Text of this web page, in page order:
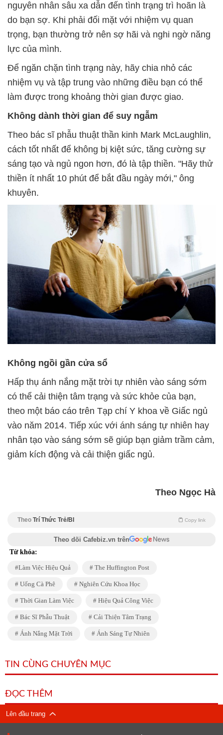
nguyên nhân sâu xa dẫn đến tình trạng trì hoãn là
do bạn sợ. Khi phải đối mặt với nhiệm vụ quan
trọng, bạn thường trở nên sợ hãi và nghi ngờ năng
lực của mình.
Để ngăn chặn tình trạng này, hãy chia nhỏ các
nhiệm vụ và tập trung vào những điều bạn có thể
làm được trong khoảng thời gian được giao.
Không dành thời gian để suy ngẫm
Theo bác sĩ phẫu thuật thần kinh Mark McLaughlin,
cách tốt nhất để không bị kiệt sức, tăng cường sự
sáng tạo và ngủ ngon hơn, đó là tập thiền. "Hãy thử
thiền ít nhất 10 phút để bắt đầu ngày mới," ông
khuyên.
Không ngồi gần cửa sổ
Hấp thụ ánh nắng mặt trời tự nhiên vào sáng sớm
có thể cải thiện tâm trạng và sức khỏe của bạn,
theo một báo cáo trên Tạp chí Y khoa về Giấc ngủ
vào năm 2014. Tiếp xúc với ánh sáng tự nhiên hay
nhân tạo vào sáng sớm sẽ giúp bạn giảm trầm cảm,
giảm kích động và cải thiện giấc ngủ.
Theo Ngọc Hà
Theo Trí Thức Trẻ/BI Copy link
Theo dõi Cafebiz.vn trên
Từ khóa:
Làm Việc Hiệu Quả The Huffington Post
Uống Cà Phê Nghiên Cứu Khoa Học
Thời Gian Làm Việc Hiệu Quả Công Việc
Bác Sĩ Phẫu Thuật Cải Thiện Tâm Trạng
Ánh Nắng Mặt Trời Ánh Sáng Tự Nhiên
TIN CÙNG CHUYÊN MỤC
ĐỌC THÊM
Lên đầu trang